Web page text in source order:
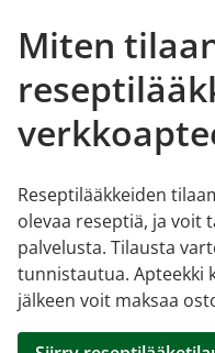
Miten
Reseptilääkkeiden
olevaa reseptiä, ja voit
palvelusta. Tilausta
tunnistautua. Apteekki
jälkeen voit maksaa